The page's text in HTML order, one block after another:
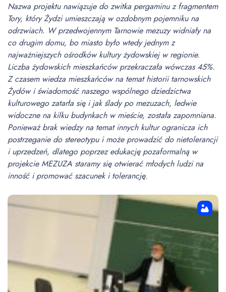
Nazwa projektu nawiązuje do zwitka pergaminu z fragmentem
Tory, który Żydzi umieszczają w ozdobnym pojemniku na
odrzwiach. W przedwojennym Tarnowie mezuzy widniały na
co drugim domu, bo miasto było wtedy jednym z
najważniejszych ośrodków kultury żydowskiej w regionie.
Liczba żydowskich mieszkańców przekraczała wówczas 45%.
Z czasem wiedza mieszkańców na temat historii tarnowskich
Żydów i świadomość naszego wspólnego dziedzictwa
kulturowego zatarła się i jak ślady po mezuzach, ledwie
widoczne na kilku budynkach w mieście, została zapomniana.
Ponieważ brak wiedzy na temat innych kultur ogranicza ich
postrzeganie do stereotypu i może prowadzić do nietolerancji
i uprzedzeń, dlatego poprzez edukację pozaformalną w
projekcie MEZUZA staramy się otwierać młodych ludzi na
inność i promować szacunek i tolerancję.